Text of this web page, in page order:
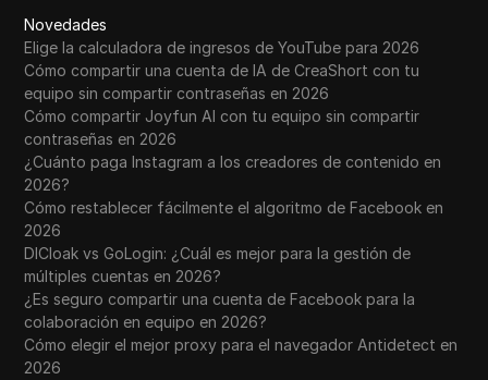
Novedades
Elige la calculadora de ingresos de YouTube para 2026
Cómo compartir una cuenta de IA de CreaShort con tu
equipo sin compartir contraseñas en 2026
Cómo compartir Joyfun AI con tu equipo sin compartir
contraseñas en 2026
¿Cuánto paga Instagram a los creadores de contenido en
2026?
Cómo restablecer fácilmente el algoritmo de Facebook en
2026
DICloak vs GoLogin: ¿Cuál es mejor para la gestión de
múltiples cuentas en 2026?
¿Es seguro compartir una cuenta de Facebook para la
colaboración en equipo en 2026?
Cómo elegir el mejor proxy para el navegador Antidetect en
2026